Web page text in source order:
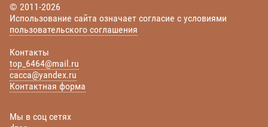
© 2011-2026
Использование сайта означает согласие с условиями
пользовательского соглашения
Контакты
top_6464@mail.ru
cacca@yandex.ru
Контактная форма
Мы в соц сетях